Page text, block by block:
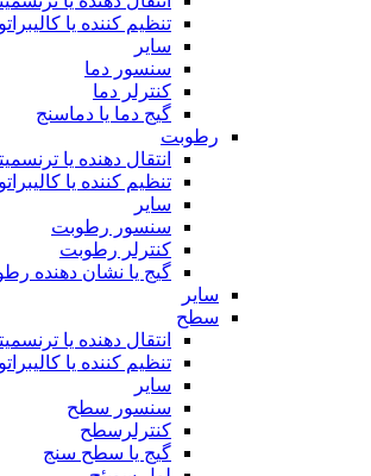
تنظیم کننده یا
سایر
سنسور دما
کنترلر دما
گیج دما یا دماسنج
رطوبت
انتقال دهنده یا
تنظیم کننده یا
سایر
سنسور رطوبت
کنترلر رطوبت
گیج یا نشان دهنده
سایر
سطح
انتقال دهنده یا
تنظیم کننده یا
سایر
سنسور سطح
کنترلرسطح
گیج یا سطح سنج